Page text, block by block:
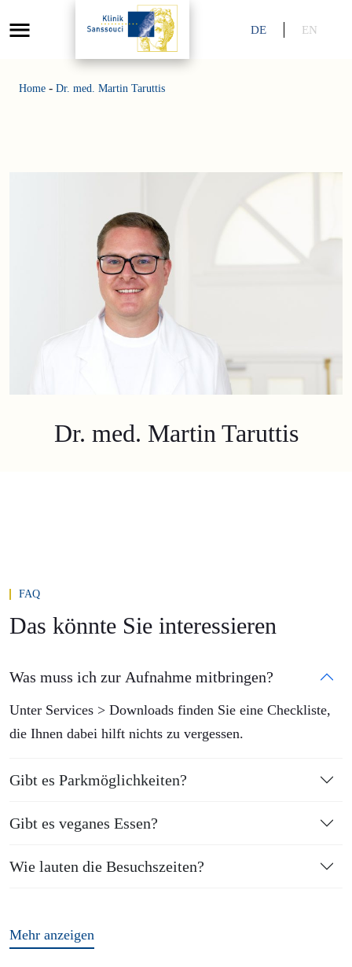
DE EN
Home - Dr. med. Martin Taruttis
Dr. med. Martin Taruttis
FAQ
Das könnte Sie interessieren
Was muss ich zur Aufnahme mitbringen?
Unter Services > Downloads finden Sie eine Checkliste,
die Ihnen dabei hilft nichts zu vergessen.
Gibt es Parkmöglichkeiten?
Gibt es veganes Essen?
Wie lauten die Besuchszeiten?
Mehr anzeigen